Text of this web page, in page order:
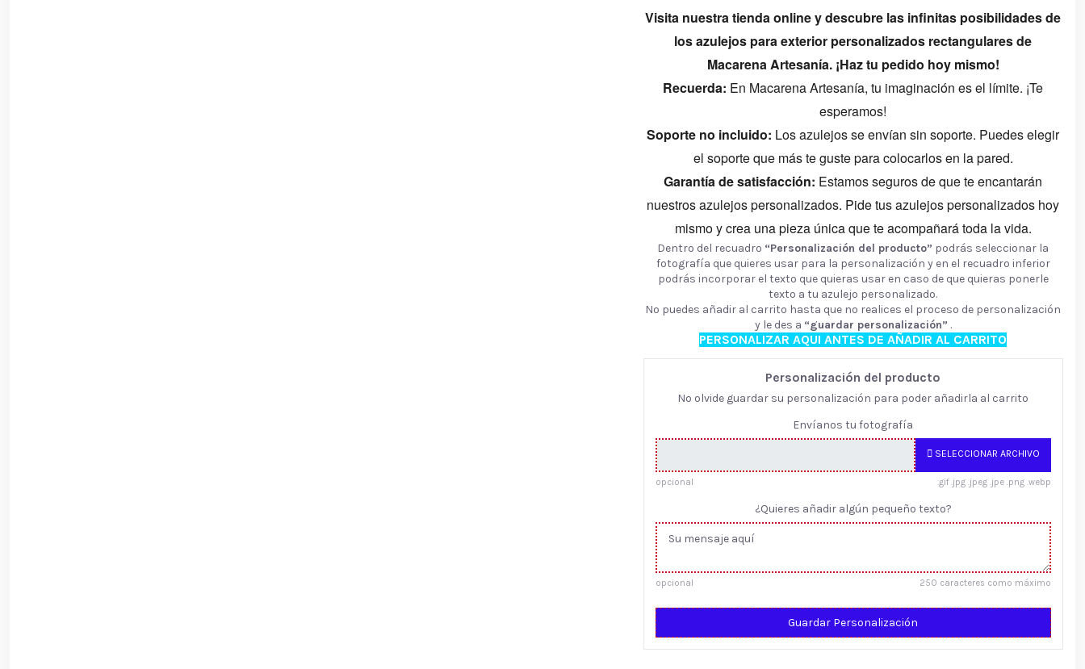
Visita nuestra tienda online y descubre las infinitas posibilidades de
los azulejos para exterior personalizados rectangulares de
Macarena Artesanía. ¡Haz tu pedido hoy mismo!
Recuerda: En Macarena Artesanía, tu imaginación es el límite. ¡Te
esperamos!
Soporte no incluido: Los azulejos se envían sin soporte. Puedes elegir
el soporte que más te guste para colocarlos en la pared.
Garantía de satisfacción: Estamos seguros de que te encantarán
nuestros azulejos personalizados. Pide tus azulejos personalizados hoy
mismo y crea una pieza única que te acompañará toda la vida.
Dentro del recuadro “Personalización del producto” podrás seleccionar la
fotografía que quieres usar para la personalización y en el recuadro inferior
podrás incorporar el texto que quieras usar en caso de que quieras ponerle
texto a tu azulejo personalizado.
No puedes añadir al carrito hasta que no realices el proceso de personalización
y le des a “guardar personalización” .
PERSONALIZAR AQUI ANTES DE AÑADIR AL CARRITO
Personalización del producto
No olvide guardar su personalización para poder añadirla al carrito
Envíanos tu fotografía
SELECCIONAR ARCHIVO
opcional .gif .jpg .jpeg .jpe .png .webp
¿Quieres añadir algún pequeño texto?
opcional 250 caracteres como máximo
Guardar Personalización